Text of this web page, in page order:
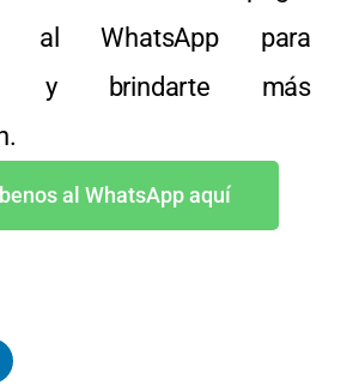
al WhatsApp para
y brindarte más
al WhatsApp aquí